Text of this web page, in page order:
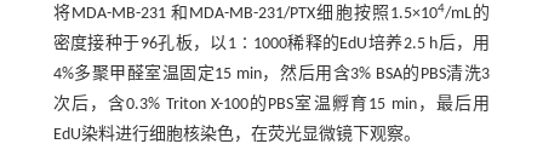
将MDA-MB-231 和MDA-MB-231/PTX细胞按照1.5×104/mL的
密度接种于96孔板，以1∶1000稀释的EdU培养2.5 h后，用
4%多聚甲醛室温固定15 min，然后用含3% BSA的PBS清洗3
次后，含0.3% Triton X-100的PBS室温孵育15 min，最后用
EdU染料进行细胞核染色，在荧光显微镜下观察。